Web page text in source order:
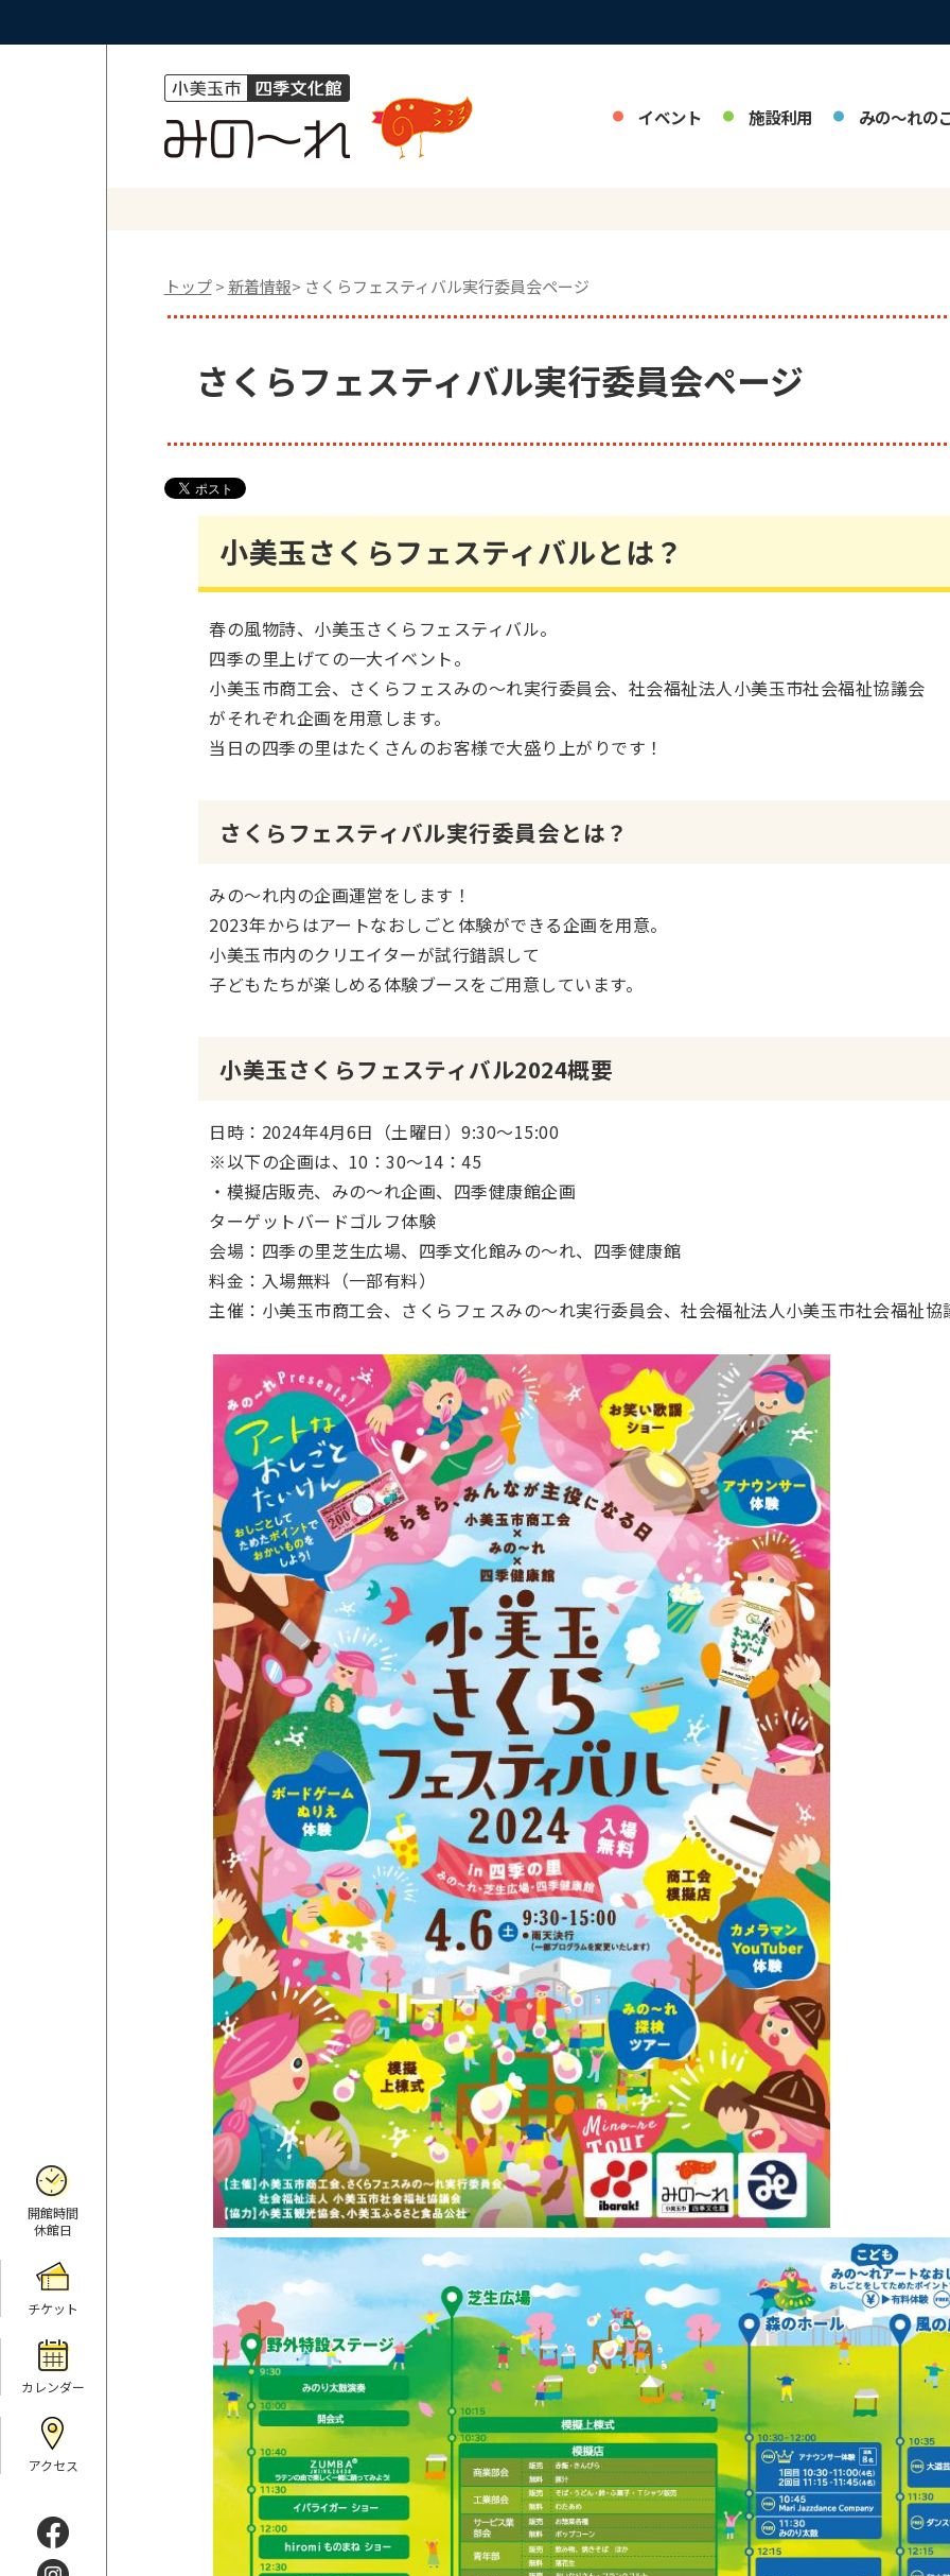
イベント 施設利用 みの～れの
開館時間
休館日
チケット
カレンダー
アクセス
トップ> 新着情報> さくらフェスティバル実行委員会ページ
さくらフェスティバル実行委員会ページ
小美玉さくらフェスティバルとは？​​​​​​
春の風物詩、小美玉さくらフェスティバル。
四季の里上げての一大イベント。
小美玉市商工会、さくらフェスみの～れ実行委員会、社会福祉法人小美玉市社会福祉協議会
がそれぞれ企画を用意します。
当日の四季の里はたくさんのお客様で大盛り上がりです！
さくらフェスティバル実行委員会とは？
みの～れ内の企画運営をします！
2023年からはアートなおしごと体験ができる企画を用意。
小美玉市内のクリエイターが試行錯誤して
子どもたちが楽しめる体験ブースをご用意しています。
小美玉さくらフェスティバル2024概要
日時：2024年4月6日（土曜日）9:30～15:00
※以下の企画は、10：30～14：45
・模擬店販売、みの～れ企画、四季健康館企画
ターゲットバードゴルフ体験
会場：四季の里芝生広場、四季文化館みの～れ、四季健康館
料金：入場無料（一部有料）
主催：小美玉市商工会、さくらフェスみの～れ実行委員会、社会福祉法人小美玉市社会福祉協